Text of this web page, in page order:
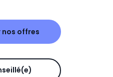
nos offres